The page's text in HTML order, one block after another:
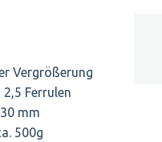
Vergrößerung
Ferrulen
mm
500g